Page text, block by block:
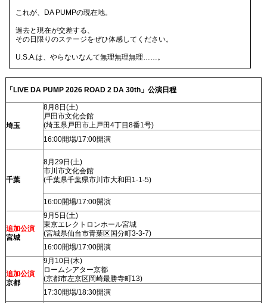
これが、DA PUMPの現在地。
過去と現在が交差する、
その日限りのステージをぜひ体感してください。
U.S.A.は、やらないなんて無理無理無理……。
「LIVE DA PUMP 2026 ROAD 2 DA 30th」公演日程
埼玉
8月8日(土)
戸田市文化会館
(埼玉県戸田市上戸田4丁目8番1号)
16:00開場/17:00開演
千葉
8月29日(土)
市川市文化会館
(千葉県千葉県市川市大和田1-1-5)
16:00開場/17:00開演
追加公演
宮城
9月5日(土)
東京エレクトロンホール宮城
(宮城県仙台市青葉区国分町3-3-7)
16:00開場/17:00開演
追加公演
京都
9月10日(木)
ロームシアター京都
(京都市左京区岡崎最勝寺町13)
17:30開場/18:30開演